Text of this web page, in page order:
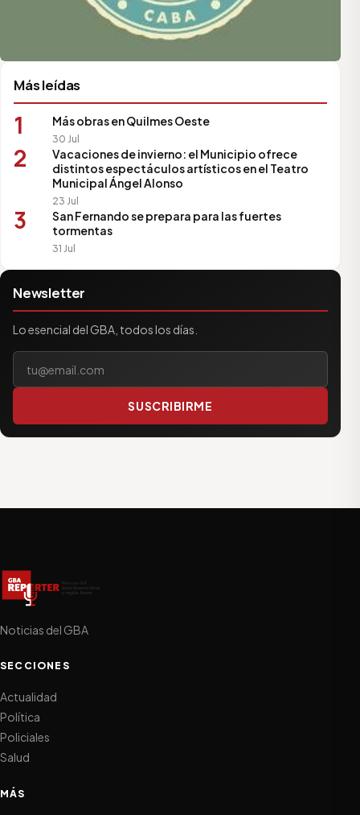
Más leídas
1 Más obras en Quilmes Oeste
30 Jul
2
Vacaciones de invierno: el Municipio ofrece
distintos espectáculos artísticos en el Teatro
Municipal Ángel Alonso
23 Jul
3
San Fernando se prepara para las fuertes
tormentas
31 Jul
Newsletter
Lo esencial del GBA, todos los días.
Tu correo electrónico
SUSCRIBIRME
Noticias del GBA
SECCIONES
Actualidad
Política
Policiales
Salud
MÁS